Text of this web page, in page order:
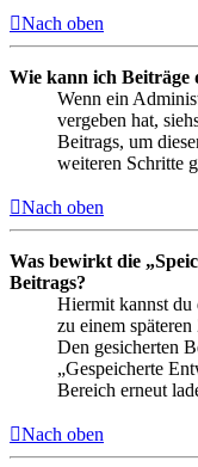
Nach oben
Wie kann ich Beiträge
Wenn ein
vergeben hat,
Beitrags, um
weiteren Schritte
Nach oben
Was bewirkt die
Beitrags?
Hiermit kannst du
zu einem
Den gesicherten
„Gespeicherte
Bereich erneut
Nach oben